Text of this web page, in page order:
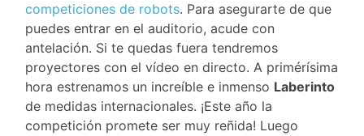
competiciones de robots. Para asegurarte de que
puedes entrar en el auditorio, acude con
antelación. Si te quedas fuera tendremos
proyectores con el vídeo en directo. A primérísima
hora estrenamos un increíble e inmenso Laberinto
de medidas internacionales. ¡Este año la
competición promete ser muy reñida! Luego